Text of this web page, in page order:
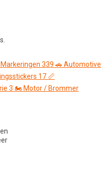
339 🚗Automotive
17 📏
3 🏍️ Motor / Brommer